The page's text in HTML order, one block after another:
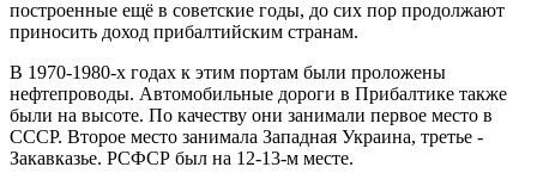
построенные ещё в советские годы, до сих пор продолжают
приносить доход прибалтийским странам.
В 1970-1980-х годах к этим портам были проложены
нефтепроводы. Автомобильные дороги в Прибалтике также
были на высоте. По качеству они занимали первое место в
СССР. Второе место занимала Западная Украина, третье -
Закавказье. РСФСР был на 12-13-м месте.